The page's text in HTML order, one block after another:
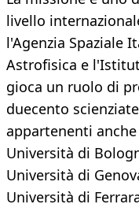
livello
l'Agenzia Spaziale
Astrofisica e
gioca un ruolo di
duecento
appartenenti
Università di
Università di
Università di